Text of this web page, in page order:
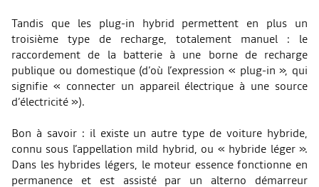
Tandis que les plug-in hybrid permettent en plus un
troisième type de recharge, totalement manuel : le
raccordement de la batterie à une borne de recharge
publique ou domestique (d’où l’expression « plug-in », qui
signifie « connecter un appareil électrique à une source
d’électricité »).
Bon à savoir : il existe un autre type de voiture hybride,
connu sous l’appellation mild hybrid, ou « hybride léger ».
Dans les hybrides légers, le moteur essence fonctionne en
permanence et est assisté par un alterno démarreur